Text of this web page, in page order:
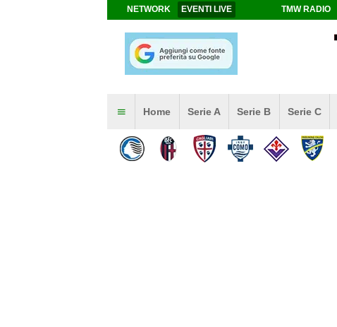
NETWORK EVENTI LIVE TMW RADIO
Home Serie A Serie B Serie C